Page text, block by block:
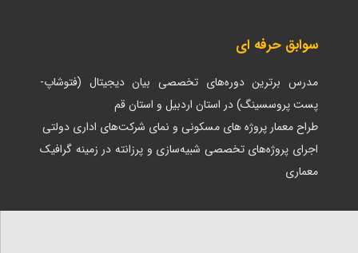
سوابق حرفه ای
مدرس برترین دوره‌های تخصصی بیان دیجیتال (فتوشاپ-
پست پروسسینگ) در استان اردبیل و استان قم
طراح معمار پروژه های مسکونی و نمای شرکت‌های اداری دولتی
اجرای پروژه‌های تخصصی شبیه‌سازی و پرزانته در زمینه گرافیک
معماری